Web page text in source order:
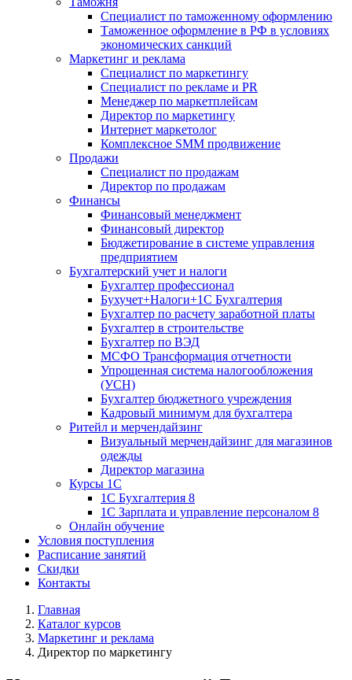
Специалист по таможенному оформлению
Таможенное оформление в РФ в условиях
экономических санкций
Маркетинг и реклама
Специалист по маркетингу
Специалист по рекламе и PR
Менеджер по маркетплейсам
Директор по маркетингу
Интернет маркетолог
Комплексное SMM продвижение
Продажи
Специалист по продажам
Директор по продажам
Финансы
Финансовый менеджмент
Финансовый директор
Бюджетирование в системе управления
предприятием
Бухгалтерский учет и налоги
Бухгалтер профессионал
Бухучет+Налоги+1С Бухгалтерия
Бухгалтер по расчету заработной платы
Бухгалтер в строительстве
Бухгалтер по ВЭД
МСФО Трансформация отчетности
Упрощенная система налогообложения
(УСН)
Бухгалтер бюджетного учреждения
Кадровый минимум для бухгалтера
Ритейл и мерчендайзинг
Визуальный мерчендайзинг для магазинов
одежды
Директор магазина
Курсы 1С
1С Бухгалтерия 8
1С Зарплата и управление персоналом 8
Онлайн обучение
Условия поступления
Расписание занятий
Скидки
Контакты
Главная
Каталог курсов
Маркетинг и реклама
Директор по маркетингу